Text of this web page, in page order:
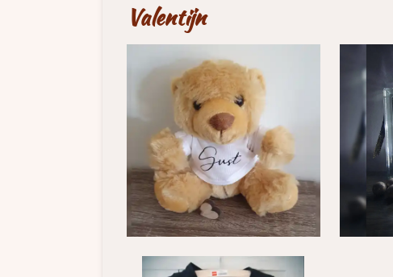
Valentijn